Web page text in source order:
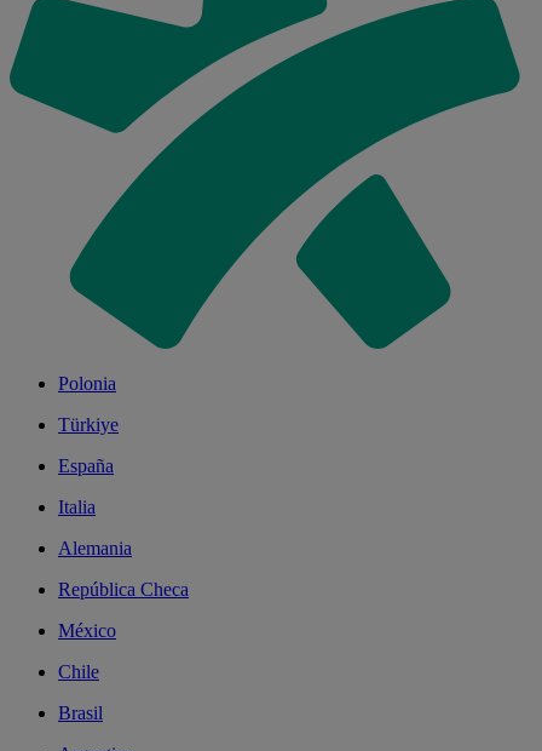
Polonia
Türkiye
España
Italia
Alemania
República Checa
México
Chile
Brasil